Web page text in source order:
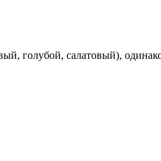
голубой, салатовый),